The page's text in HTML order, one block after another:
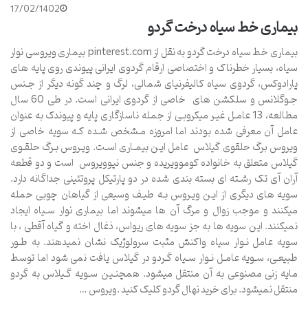
17/02/1402
بیماری خط سیاه درخت گردو
بیماری خط سیاه درخت گردو به نقل از pinterest.com بیماری ویروسی نوار
سیاه، بسیار خطرناک و اختصاصی ارقام گردوی ایرانی پیوندی روی پایه های
پارادوکس، گردوی سیاه کالیفرنیای شمالی، لرگ و چند گونه دیگر از جـنس
جـوگلانس و سلکشن های خاصی از گردوی ایرانی است. در طی 60 سال
مطالعه، 13 عامـل غیـر میکروبـی از جمله ناسازگاری پایه و پیوندک به عنوان
عامل آن معرفی شده بودند اما امروزه مـشخص شـده کـه سویه خاصی از
ویروس برگ حلقوی گیلاس عامل ایـن بیمـاری اسـت. ویـروس بـرگ حلقـوی
گیلاس متعلق به خانواده کوموویریده و جنس نپوویروس است و دو قطعه
آران آی تک رشـته ای بسته بندی شده در دو پارتیکل پروتئینی جداگانه دارد.
سویه های دیگری از ایـن ویـروس بـه طیـف وسیعی از گیاهان چوبی حمله
میکنند و موجب زوال و مرگ آن ها میشوند اما بیماری نوار سـیاه ایجاد
نمیکنند. این سویه ها به جز سویه های ریواس، ذغال اخته و گیاه آقطی ، با
سویه عامل نـوار سیاه واکنش مثبت سرولوژیک نشان نمیدهند. به طـور
طبیعـی، سـویه عامـل نـوار سـیاه گـردو در گیلاس یافت نمی شود اما توسط
مایه زنی مصنوعی به آن منتقل میشود. همچنـین سـویه گـیلاس به گردو
منتقل نمیشود. برای خرید نهال گردو کلیک کنید .ویروس …